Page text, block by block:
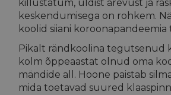
killustatum, üldist ärevust ja
keskendumisega on rohkem.
koolid siiani koroonapandeemia
Pikalt rändkoolina tegutsenud
kolm õppeaastat olnud oma
mändide all. Hoone paistab
mida toetavad suured